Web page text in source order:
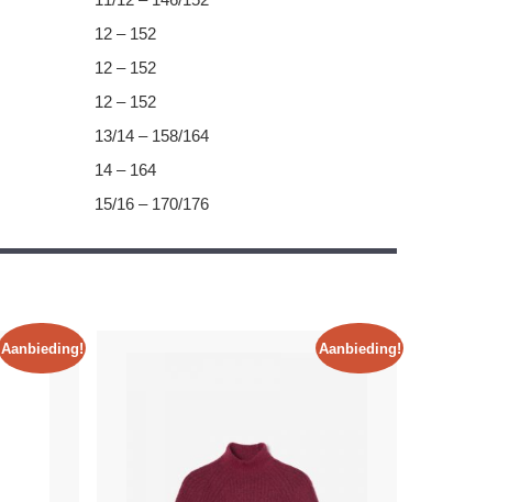
12 – 152
12 – 152
12 – 152
13/14 – 158/164
14 – 164
15/16 – 170/176
Aanbieding! Aanbieding!